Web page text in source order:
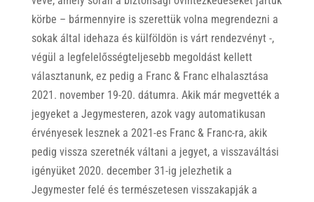
körbe – bármennyire is szerettük volna megrendezni a
sokak által idehaza és külföldön is várt rendezvényt -,
végül a legfelelősségteljesebb megoldást kellett
választanunk, ez pedig a Franc & Franc elhalasztása
2021. november 19-20. dátumra. Akik már megvették a
jegyeket a Jegymesteren, azok vagy automatikusan
érvényesek lesznek a 2021-es Franc & Franc-ra, akik
pedig vissza szeretnék váltani a jegyet, a visszaváltási
igényüket 2020. december 31-ig jelezhetik a
Jegymester felé és természetesen visszakapják a